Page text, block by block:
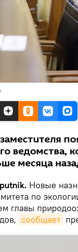
ведомства,
месяца
Новые
по
главы
сообщает